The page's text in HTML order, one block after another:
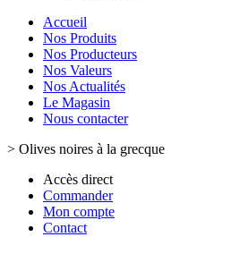
Accueil
Nos Produits
Nos Producteurs
Nos Valeurs
Nos Actualités
Le Magasin
Nous contacter
> Olives noires à la grecque
Accès direct
Commander
Mon compte
Contact